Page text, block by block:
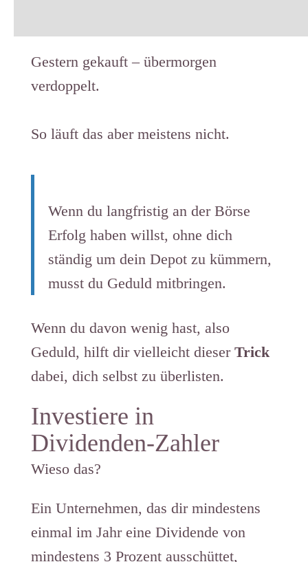
Gestern gekauft – übermorgen
verdoppelt. ​
So läuft das aber meistens nicht.
Wenn du langfristig an der Börse
Erfolg haben willst, ohne dich
ständig um dein Depot zu kümmern,
musst du Geduld mitbringen.
Wenn du davon wenig hast, also
Geduld, hilft dir vielleicht dieser Trick
dabei, dich selbst zu überlisten.
Investiere in
Dividenden-Zahler
Wieso das?
Ein Unternehmen, das dir mindestens
einmal im Jahr eine Dividende von
mindestens 3 Prozent ausschüttet,